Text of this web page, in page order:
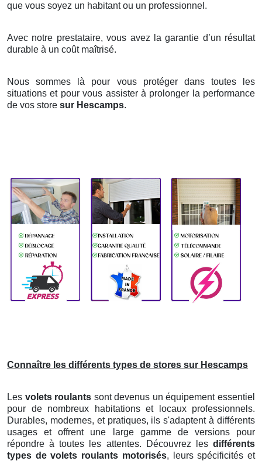
que vous soyez un habitant ou un professionnel.
Avec notre prestataire, vous avez la garantie d’un résultat
durable à un coût maîtrisé.
Nous sommes là pour vous protéger dans toutes les
situations et pour vous assister à prolonger la performance
de vos store sur Hescamps.
Connaître les différents types de stores sur Hescamps
Les volets roulants sont devenus un équipement essentiel
pour de nombreux habitations et locaux professionnels.
Durables, modernes, et pratiques, ils s'adaptent à différents
usages et offrent une large gamme de versions pour
répondre à toutes les attentes. Découvrez les différents
types de volets roulants motorisés, leurs spécificités et